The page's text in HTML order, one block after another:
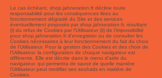
Le cas échéant, shop.jahneration.fr décline toute
responsabilité pour les conséquences liées au
fonctionnement dégradé du Site et des services
éventuellement proposés par shop.jahneration.fr, résultant
(i) du refus de Cookies par l’Utilisateur (ii) de l’impossibilité
pour shop.jahneration.fr d’enregistrer ou de consulter les
Cookies nécessaires à leur fonctionnement du fait du choix
de l’Utilisateur. Pour la gestion des Cookies et des choix de
l’Utilisateur, la configuration de chaque navigateur est
différente. Elle est décrite dans le menu d’aide du
navigateur, qui permettra de savoir de quelle manière
l’Utilisateur peut modifier ses souhaits en matière de
Cookies.